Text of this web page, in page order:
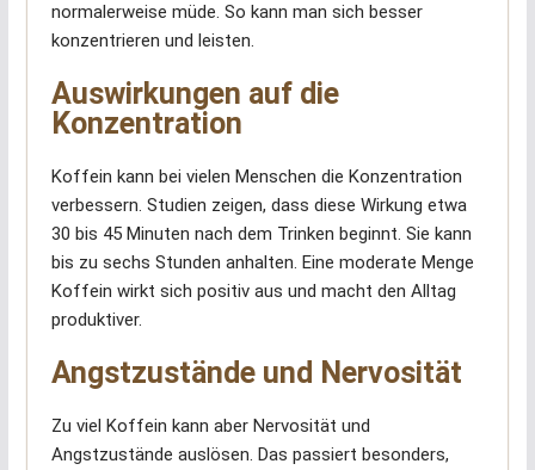
normalerweise müde. So kann man sich besser
konzentrieren und leisten.
Auswirkungen auf die
Konzentration
Koffein kann bei vielen Menschen die Konzentration
verbessern. Studien zeigen, dass diese Wirkung etwa
30 bis 45 Minuten nach dem Trinken beginnt. Sie kann
bis zu sechs Stunden anhalten. Eine moderate Menge
Koffein wirkt sich positiv aus und macht den Alltag
produktiver.
Angstzustände und Nervosität
Zu viel Koffein kann aber Nervosität und
Angstzustände auslösen. Das passiert besonders,